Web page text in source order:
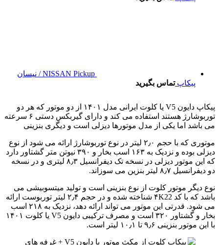
NISSAN Pickup / نیسان
پیکاپتماس بگیرید
پیکاپ دایون V5 یا کلوت ایرانی مدل ۱۴۰۱ از دو موتور که هر دو
توربوشارژ هستند استفاده می کند و دارای گیربکس دستی ۶ سرعته
می باشد اما یکی از مدل موتورها دیزلی است و دیگری بنزینی
موتوری که با حجم ۲٫۰ لیتر در نوع توربوشارژ ارائه می شود از نوع
دیزلی بوده و نزدیک به ۱۶۳ اسب بخار و ۳۹۰ نیوتن متر گشتاور دارد
که این موتور دیزلی در نسخه تک دیفرانسیل ۸٫۳ لیتری و در نسخه
دو دیفرانسیل ۸٫۷ لیتر بنزین می سوزاند.
نوع دیگر موتور کلوت از نوع بنزینی است و تولید میتسوبیشی می
باشد که با کد ۴K22 شناخته شده و در حجم ۲٫۴ لیتر توربوست ارائه
می شود. قدرتی این موتور می تواند ارائه دهد، نزدیک به ۲۱۸ اسب
بخار و گشتاور ۳۲۰ است و مصرف ترکیبی دایون V5 یا کلوت ۱۴۰۱
با این موتور بنزینی ۹٫۶ تا ۱۰٫۱ لیتر است.